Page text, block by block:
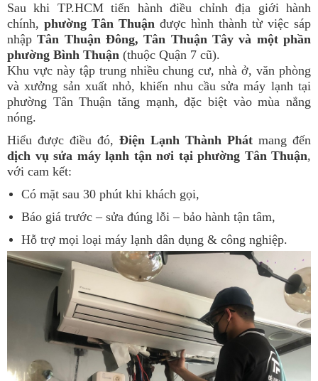
Sau khi TP.HCM tiến hành điều chỉnh địa giới hành
chính, phường Tân Thuận được hình thành từ việc sáp
nhậpTân Thuận Đông, Tân Thuận Tây và một phần
phường Bình Thuận (thuộc Quận 7 cũ).
Khu vực này tập trung nhiều chung cư, nhà ở, văn phòng
và xưởng sản xuất nhỏ, khiến nhu cầu sửa máy lạnh tại
phường Tân Thuận tăng mạnh, đặc biệt vào mùa nắng
nóng.
Hiểu được điều đó, Điện Lạnh Thành Phát mang đến
dịch vụ sửa máy lạnh tận nơi tại phường Tân Thuận,
với cam kết:
Có mặt sau 30 phút khi khách gọi,
Báo giá trước – sửa đúng lỗi – bảo hành tận tâm,
Hỗ trợ mọi loại máy lạnh dân dụng & công nghiệp.